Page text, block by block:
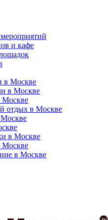
и кафе
в Москве
в Москве
Москве
отдых в Москве
Москве
в Москве
Москве
в Москве